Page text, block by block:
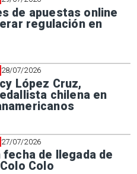
de apuestas online
regulación en
28/07/2026
López Cruz,
chilena en
27/07/2026
fecha de llegada de
Colo